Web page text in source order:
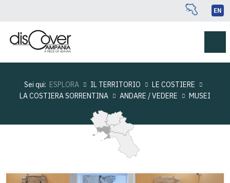
EN
Sei qui: ESPLORA IL TERRITORIO
LE COSTIERE
LA COSTIERA SORRENTINA
ANDARE / VEDERE MUSEI